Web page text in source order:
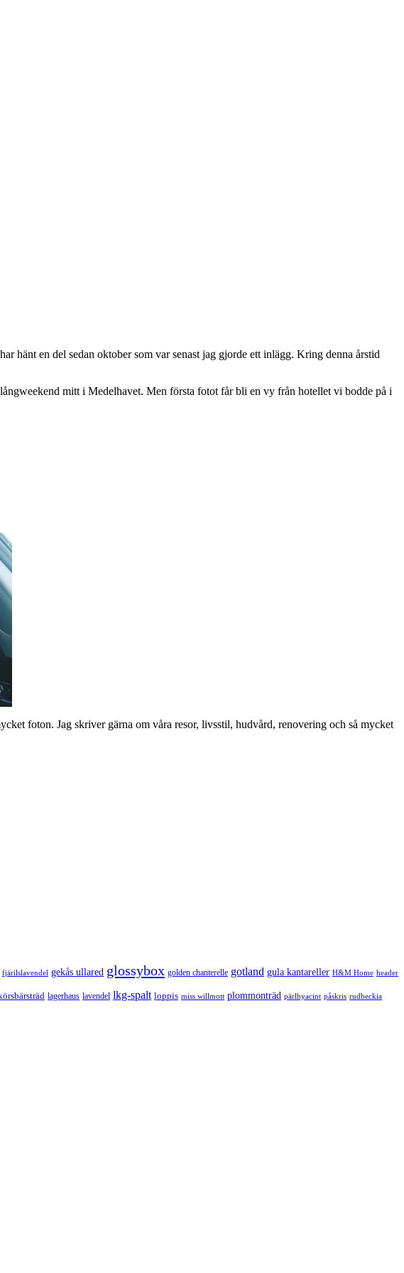
hänt en del sedan oktober som var senast jag gjorde ett inlägg. Kring denna årstid
mitt i Medelhavet. Men första fotot får bli en vy från hotellet vi bodde på i
foton. Jag skriver gärna om våra resor, livsstil, hudvård, renovering och så mycket
fjärilslavendel gekås ullared glossybox golden chanterelle gotland gula kantareller H&M Home header
lagerhaus lavendel lkg-spalt loppis miss willmott plommonträd pärlhyacint påskris rudbeckia